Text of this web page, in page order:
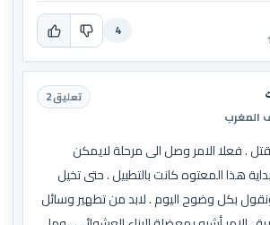
4
المغرب
تعليق 2
. فعلا الامر وصل الى مرحلة لايمكن
هذا المعتوه كانت بالتطبيل . حتى تخيل
بكل وضوح اليوم . لابد من تطهير وسائل